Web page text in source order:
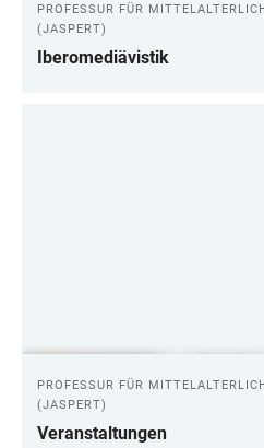
PROFESSUR FÜR
(JASPERT)
Iberomediävistik
PROFESSUR FÜR
(JASPERT)
Veranstaltungen